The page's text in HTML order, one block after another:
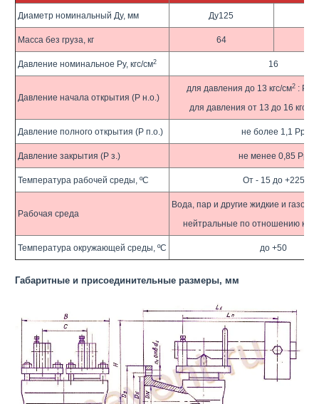
Диаметр номинальный Ду, мм Ду125
Масса без груза, кг 64
Давление номинальное Pу, кгс/см2 16
Давление начала открытия (Р н.о.)
для давления до 13 кгс/см2 : Рр
для давления от 13 до 16 кгс/см
Давление полного открытия (Р п.о.) не более 1,1 Рр
Давление закрытия (Р з.) не менее 0,85 Рр
Температура рабочей среды, ºС От - 15 до +225
Рабочая среда
Вода, пар и другие жидкие и
нейтральные по отношению к
Температура окружающей среды, ºС до +50
Габаритные и присоединительные размеры, мм